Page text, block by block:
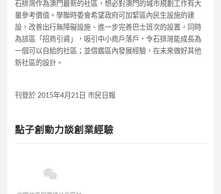
石排灣作為澳門最新的社區，想必對澳門的城市規劃工作有大
量參考價值。學聯時委會希望政府可加緊區內民生設施的建
設，改善出行無障礙設施、進一步完善巴士班次的設置，同時
為該區「招商引資」，吸引中小商戶落戶，令石排灣能成長為
一個可以自給的社區；並借鑑區內發展經驗，在未來做好其他
新社區的設計。
刊登於 2015年4月21日 市民日報
點子創動力談創業經驗